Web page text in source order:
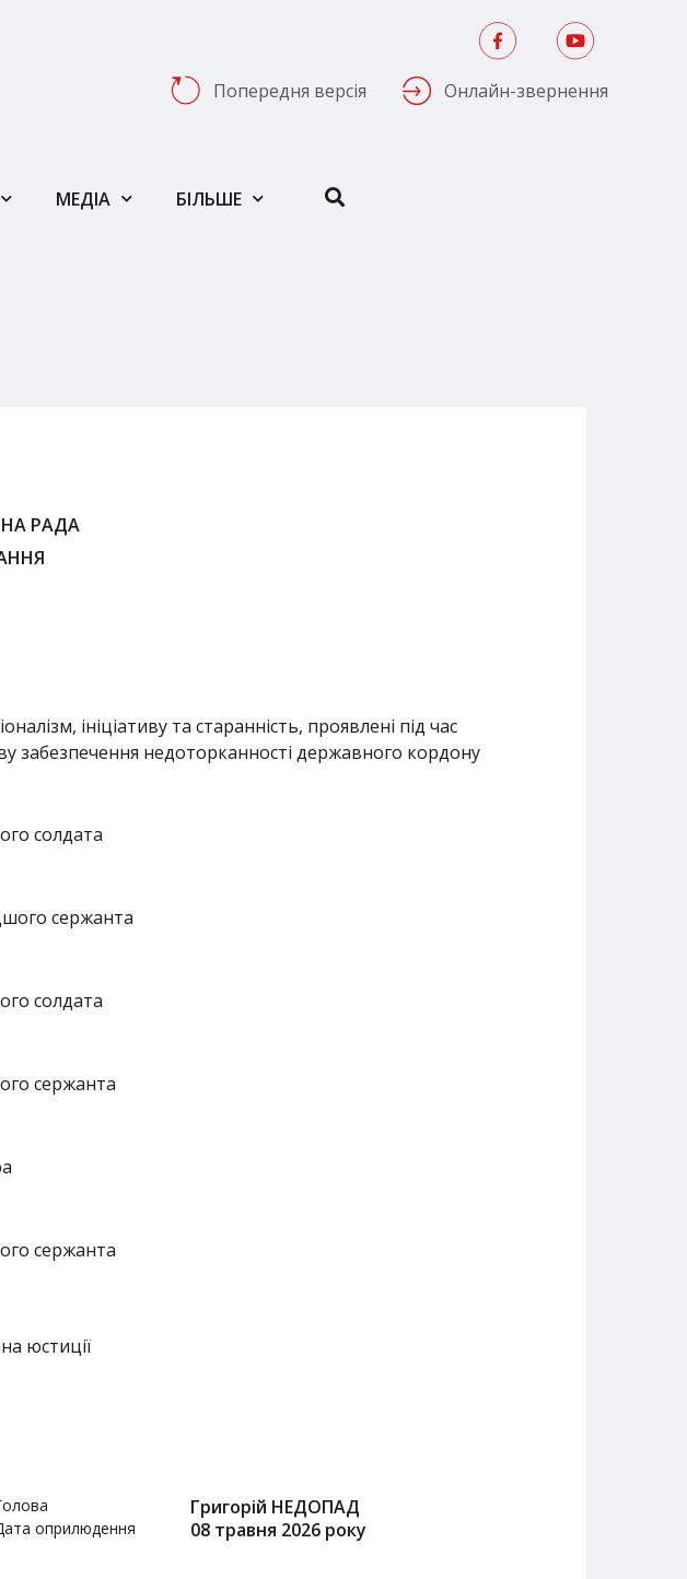
Попередня версія Онлайн-звернення
МЕДІА БІЛЬШЕ
РАДА
ініціативу та старанність, проявлені під час
забезпечення недоторканності державного кордону
солдата
сержанта
солдата
сержанта
сержанта
юстиції
Григорій НЕДОПАД
оприлюдення 08 травня 2026 року